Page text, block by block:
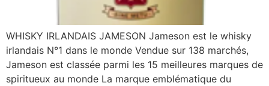
WHISKY IRLANDAIS JAMESON Jameson est le whisky
irlandais N°1 dans le monde Vendue sur 138 marchés,
Jameson est classée parmi les 15 meilleures marques de
spiritueux au monde La marque emblématique du